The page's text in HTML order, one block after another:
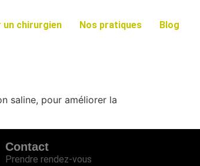
un chirurgien Nos pratiques Blog
saline, pour améliorer la
Contact
Prendre rendez-vous